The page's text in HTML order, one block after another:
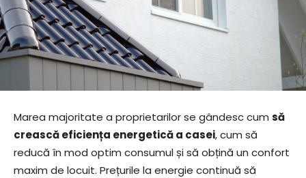
Marea majoritate a proprietarilor se gândesc cum să
crească eficiența energetică a casei, cum să
reducă în mod optim consumul și să obțină un confort
maxim de locuit. Prețurile la energie continuă să